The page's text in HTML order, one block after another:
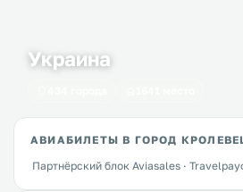
Украина
АВИАБИЛЕТЫ В ГОРОД
Партнёрский блок Aviasales ·